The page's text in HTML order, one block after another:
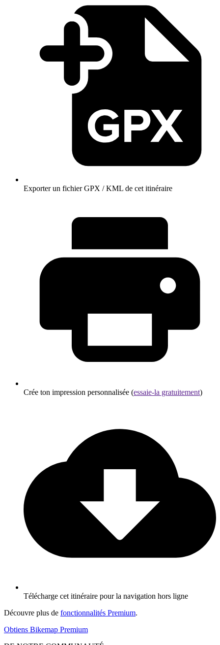
Exporter un fichier GPX / KML de cet itinéraire
Crée ton impression personnalisée (essaie-la gratuitement)
Télécharge cet itinéraire pour la navigation hors ligne
Découvre plus de fonctionnalités Premium.
Obtiens Bikemap Premium